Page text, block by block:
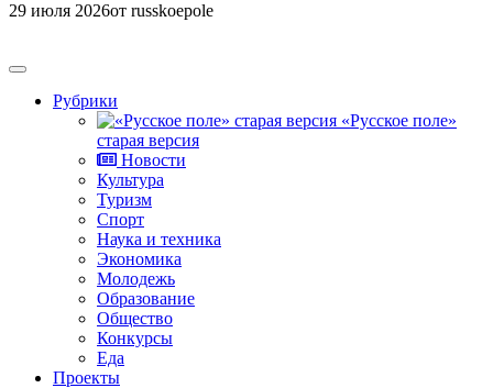
29 июля 2026от russkoepole
Рубрики
«Русское поле»
старая версия
Новости
Культура
Туризм
Спорт
Наука и техника
Экономика
Молодежь
Образование
Общество
Конкурсы
Еда
Проекты